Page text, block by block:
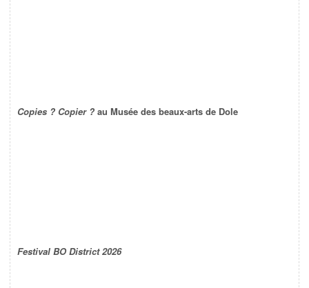
Copies ? Copier ? au Musée des beaux-arts de Dole
Festival BO District 2026